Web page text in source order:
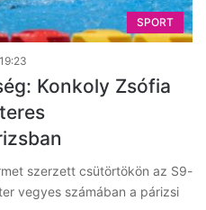
SPORT
Konkoly Zsófia
szerzett csütörtökön az S9-
vegyes számában a párizsi